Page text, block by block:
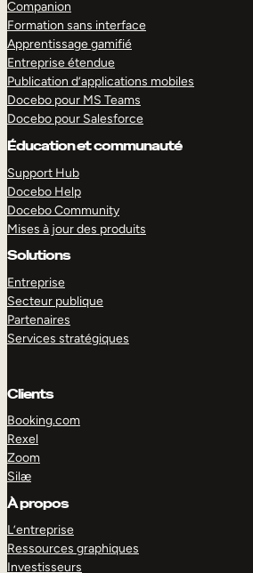
Companion
Formation sans interface
Apprentissage gamifié
Entreprise étendue
Publication d’applications mobiles
Docebo pour MS Teams
Docebo pour Salesforce
Éducation et communauté
Support Hub
Docebo Help
Docebo Community
Mises à jour des produits
Solutions
Entreprise
Secteur publique
Partenaires
Services stratégiques
Clients
Booking.com
Rexel
Zoom
Silæ
À propos
L’entreprise
Ressources graphiques
Investisseurs